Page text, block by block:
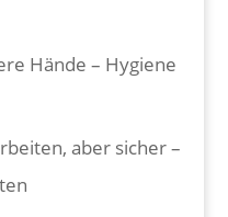
Hände – Hygiene
aber sicher –